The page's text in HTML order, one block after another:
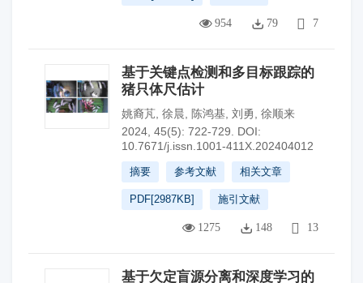
954 79 7
基于关键点检测和多目标跟踪的
猪只体尺估计
姚裔芃 徐晨 陈鸿基 刘勇
徐顺来
2024, 45(5): 722-729.
DOI:
10.7671/j.issn.1001-411X.202404012
摘要 参考文献 相关文章
PDF[2987KB] 施引文献
1275 148 13
基于欠定盲源分离和深度学习的